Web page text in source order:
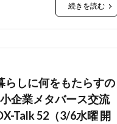
続きを読む
らしに何をもたらすの
企業メタバース交流
Talk 52（3/6水曜 開